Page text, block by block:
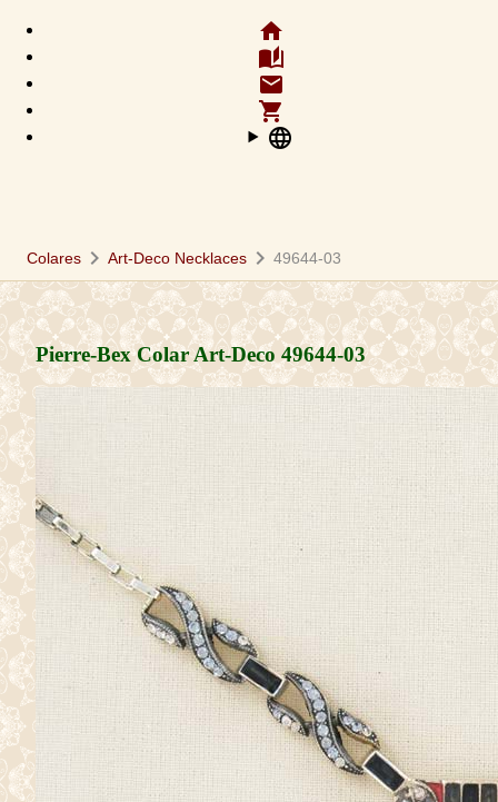
home
auto_stories
email
shopping_cart
language
Colares chevron_right Art-Deco Necklaces chevron_right 49644-03
Pierre-Bex Colar Art-Deco 49644-03